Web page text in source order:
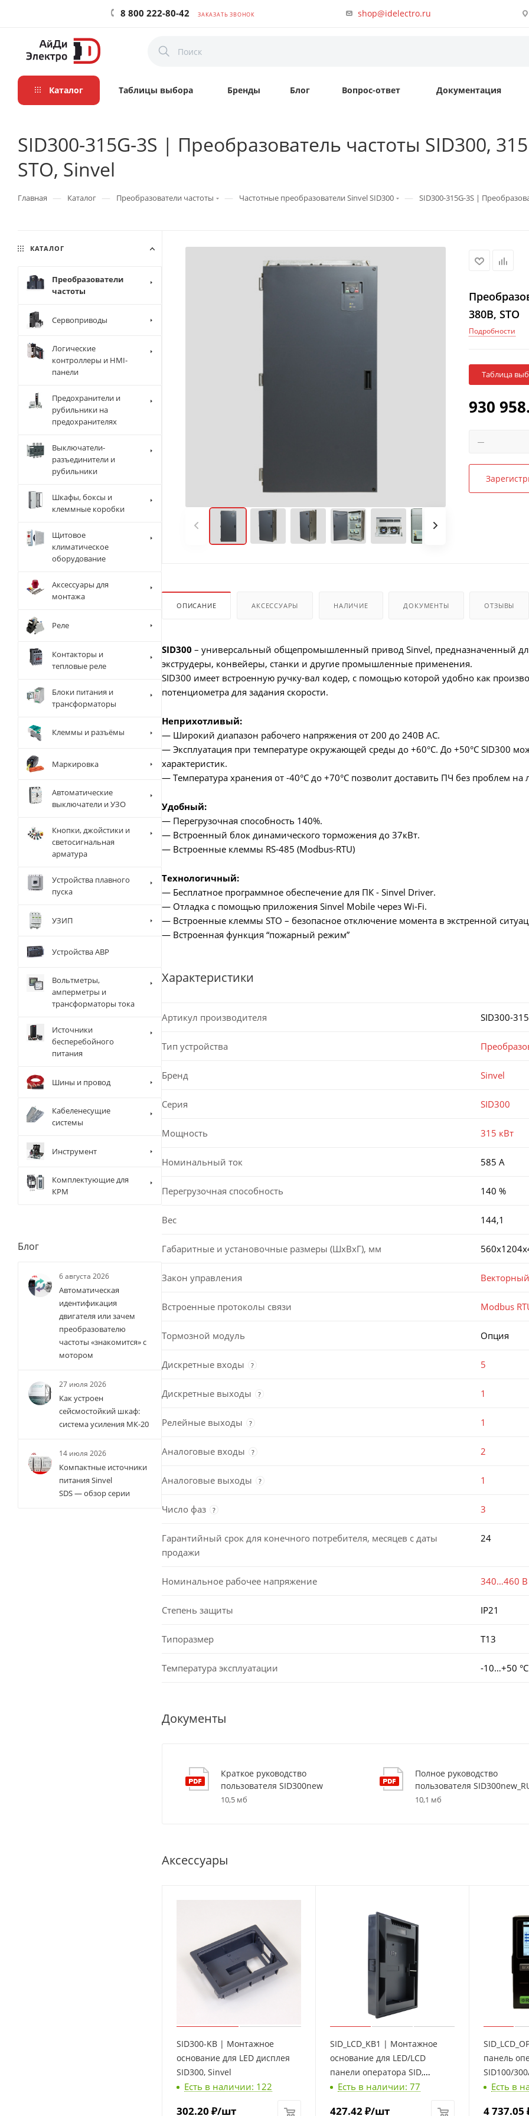
8 800 222-80-42 ЗАКАЗАТЬ ЗВОНОК shop@idelectro.ru
Каталог Таблицы выбора Бренды Блог Вопрос-ответ Документация
SID300-315G-3S | Преобразователь частоты SID300,
STO, Sinvel
Главная — Каталог — Преобразователи частоты — Частотные преобразователи Sinvel SID300 — SID300-315G-3S |
380В, STO
Подробности
Таблица
930
ОПИСАНИЕ АКСЕССУАРЫ НАЛИЧИЕ ДОКУМЕНТЫ ОТЗЫВЫ
SID300 – универсальный общепромышленный привод Sinvel, предназначенный
экструдеры, конвейеры, станки и другие промышленные применения.
SID300 имеет встроенную ручку-вал кодер, с помощью которой удобно как
потенциометра для задания скорости.
Неприхотливый:
— Широкий диапазон рабочего напряжения от 200 до 240В AC.
— Эксплуатация при температуре окружающей среды до +60°C. До +50°C SID300
характеристик.
— Температура хранения от -40°C до +70°C позволит доставить ПЧ без проблем
Удобный:
— Перегрузочная способность 140%.
— Встроенный блок динамического торможения до 37кВт.
— Встроенные клеммы RS-485 (Modbus-RTU)
Технологичный:
— Бесплатное программное обеспечение для ПК - Sinvel Driver.
— Отладка с помощью приложения Sinvel Mobile через Wi-Fi.
— Встроенные клеммы STO – безопасное отключение момента в экстренной
— Встроенная функция “пожарный режим”
Характеристики
Артикул производителя SID300-
Тип устройства
Бренд Sinvel
Серия SID300
Мощность 315 кВт
Номинальный ток 585 А
Перегрузочная способность 140 %
Вес 144,1
Габаритные и установочные размеры (ШхВхГ), мм
Закон управления
Встроенные протоколы связи Modbus
Тормозной модуль Опция
Дискретные входы ? 5
Дискретные выходы ? 1
Релейные выходы ? 1
Аналоговые входы ? 2
Аналоговые выходы ? 1
Число фаз ? 3
Гарантийный срок для конечного потребителя, месяцев с даты
продажи
24
Номинальное рабочее напряжение 340…460 В
Степень защиты IP21
Типоразмер T13
Температура эксплуатации -10…+50 °С
Документы
Краткое руководство
пользователя SID300new
10,5 мб
Полное руководство
пользователя
10,1 мб
Аксессуары
SID300-KB | Монтажное
основание для LED дисплея
SID300, Sinvel
Есть в наличии: 122
302.20 ₽/шт
SID_LCD_KB1 | Монтажное
основание для LED/LCD
панели оператора SID,
большое, Sinvel
Есть в наличии: 77
427.42₽/шт
панель
SID100/
Есть в
4 737.05
КАТАЛОГ
Преобразователи
частоты
Сервоприводы
Логические
контроллеры и HMI-
панели
Предохранители и
рубильники на
предохранителях
Выключатели-
разъединители и
рубильники
Шкафы, боксы и
клеммные коробки
Щитовое
климатическое
оборудование
Аксессуары для
монтажа
Реле
Контакторы и
тепловые реле
Блоки питания и
трансформаторы
Клеммы и разъёмы
Маркировка
Автоматические
выключатели и УЗО
Кнопки, джойстики и
светосигнальная
арматура
Устройства плавного
пуска
УЗИП
Устройства АВР
Вольтметры,
амперметры и
трансформаторы тока
Источники
бесперебойного
питания
Шины и провод
Кабеленесущие
системы
Инструмент
Комплектующие для
КРМ
Блог
6 августа 2026
Автоматическая
идентификация
двигателя или зачем
преобразователю
частоты «знакомится» с
мотором
27 июля 2026
Как устроен
сейсмостойкий шкаф:
система усиления МК-20
14 июля 2026
Компактные источники
питания Sinvel
SDS — обзор серии